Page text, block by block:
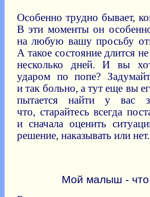
Особенно трудно бывает,
В эти моменты он
на любую вашу просьбу
А такое состояние длится
несколько дней. И вы
ударом по попе?
и так больно, а тут еще вы
пытается найти у вас
что, старайтесь всегда
и сначала оценить
решение, наказывать или нет.
Мой малыш - что